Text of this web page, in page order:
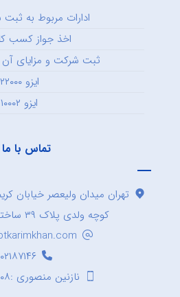
ادارات مربوط به
اخذ جواز کسب
ثبت شرکت و مزایای آن
ایزو ۲۲۰۰۰
ایزو ۱۰۰۰۲
تماس با ما
تهران میدان ولیعصر خیابان
کوچه ولدی پلاک ۳۹ ساختمان کریم خان
۰۲۱۸۷۱۴۶
نازنین منصوری :۰۹۱۲۸۴۷۹۰۰۸